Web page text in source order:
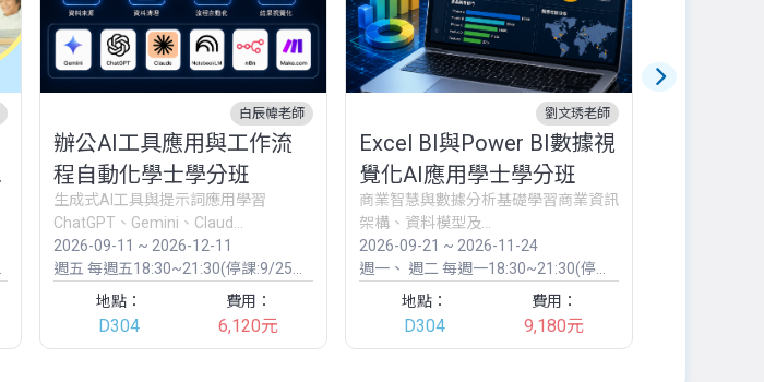
白辰幃老師
辦公AI工具應用與工作流
程自動化學士學分班
生成式AI工具與提示詞應用學習
ChatGPT、Gemini、Claud...
2026-09-11 ~ 2026-12-11
週五 每週五18:30~21:30(停課:9/25、10/9)
地點：
D304
費用：
6,120元
劉文琇老師
Excel BI與Power BI數據視
覺化AI應用學士學分班
商業智慧與數據分析基礎學習商業資訊
架構、資料模型及...
2026-09-21 ~ 2026-11-24
週一
週二 每週一18:30~21:30(停課:9/28、10/26)、每週二18:30~21:30
地點：
D304
費用：
9,180元